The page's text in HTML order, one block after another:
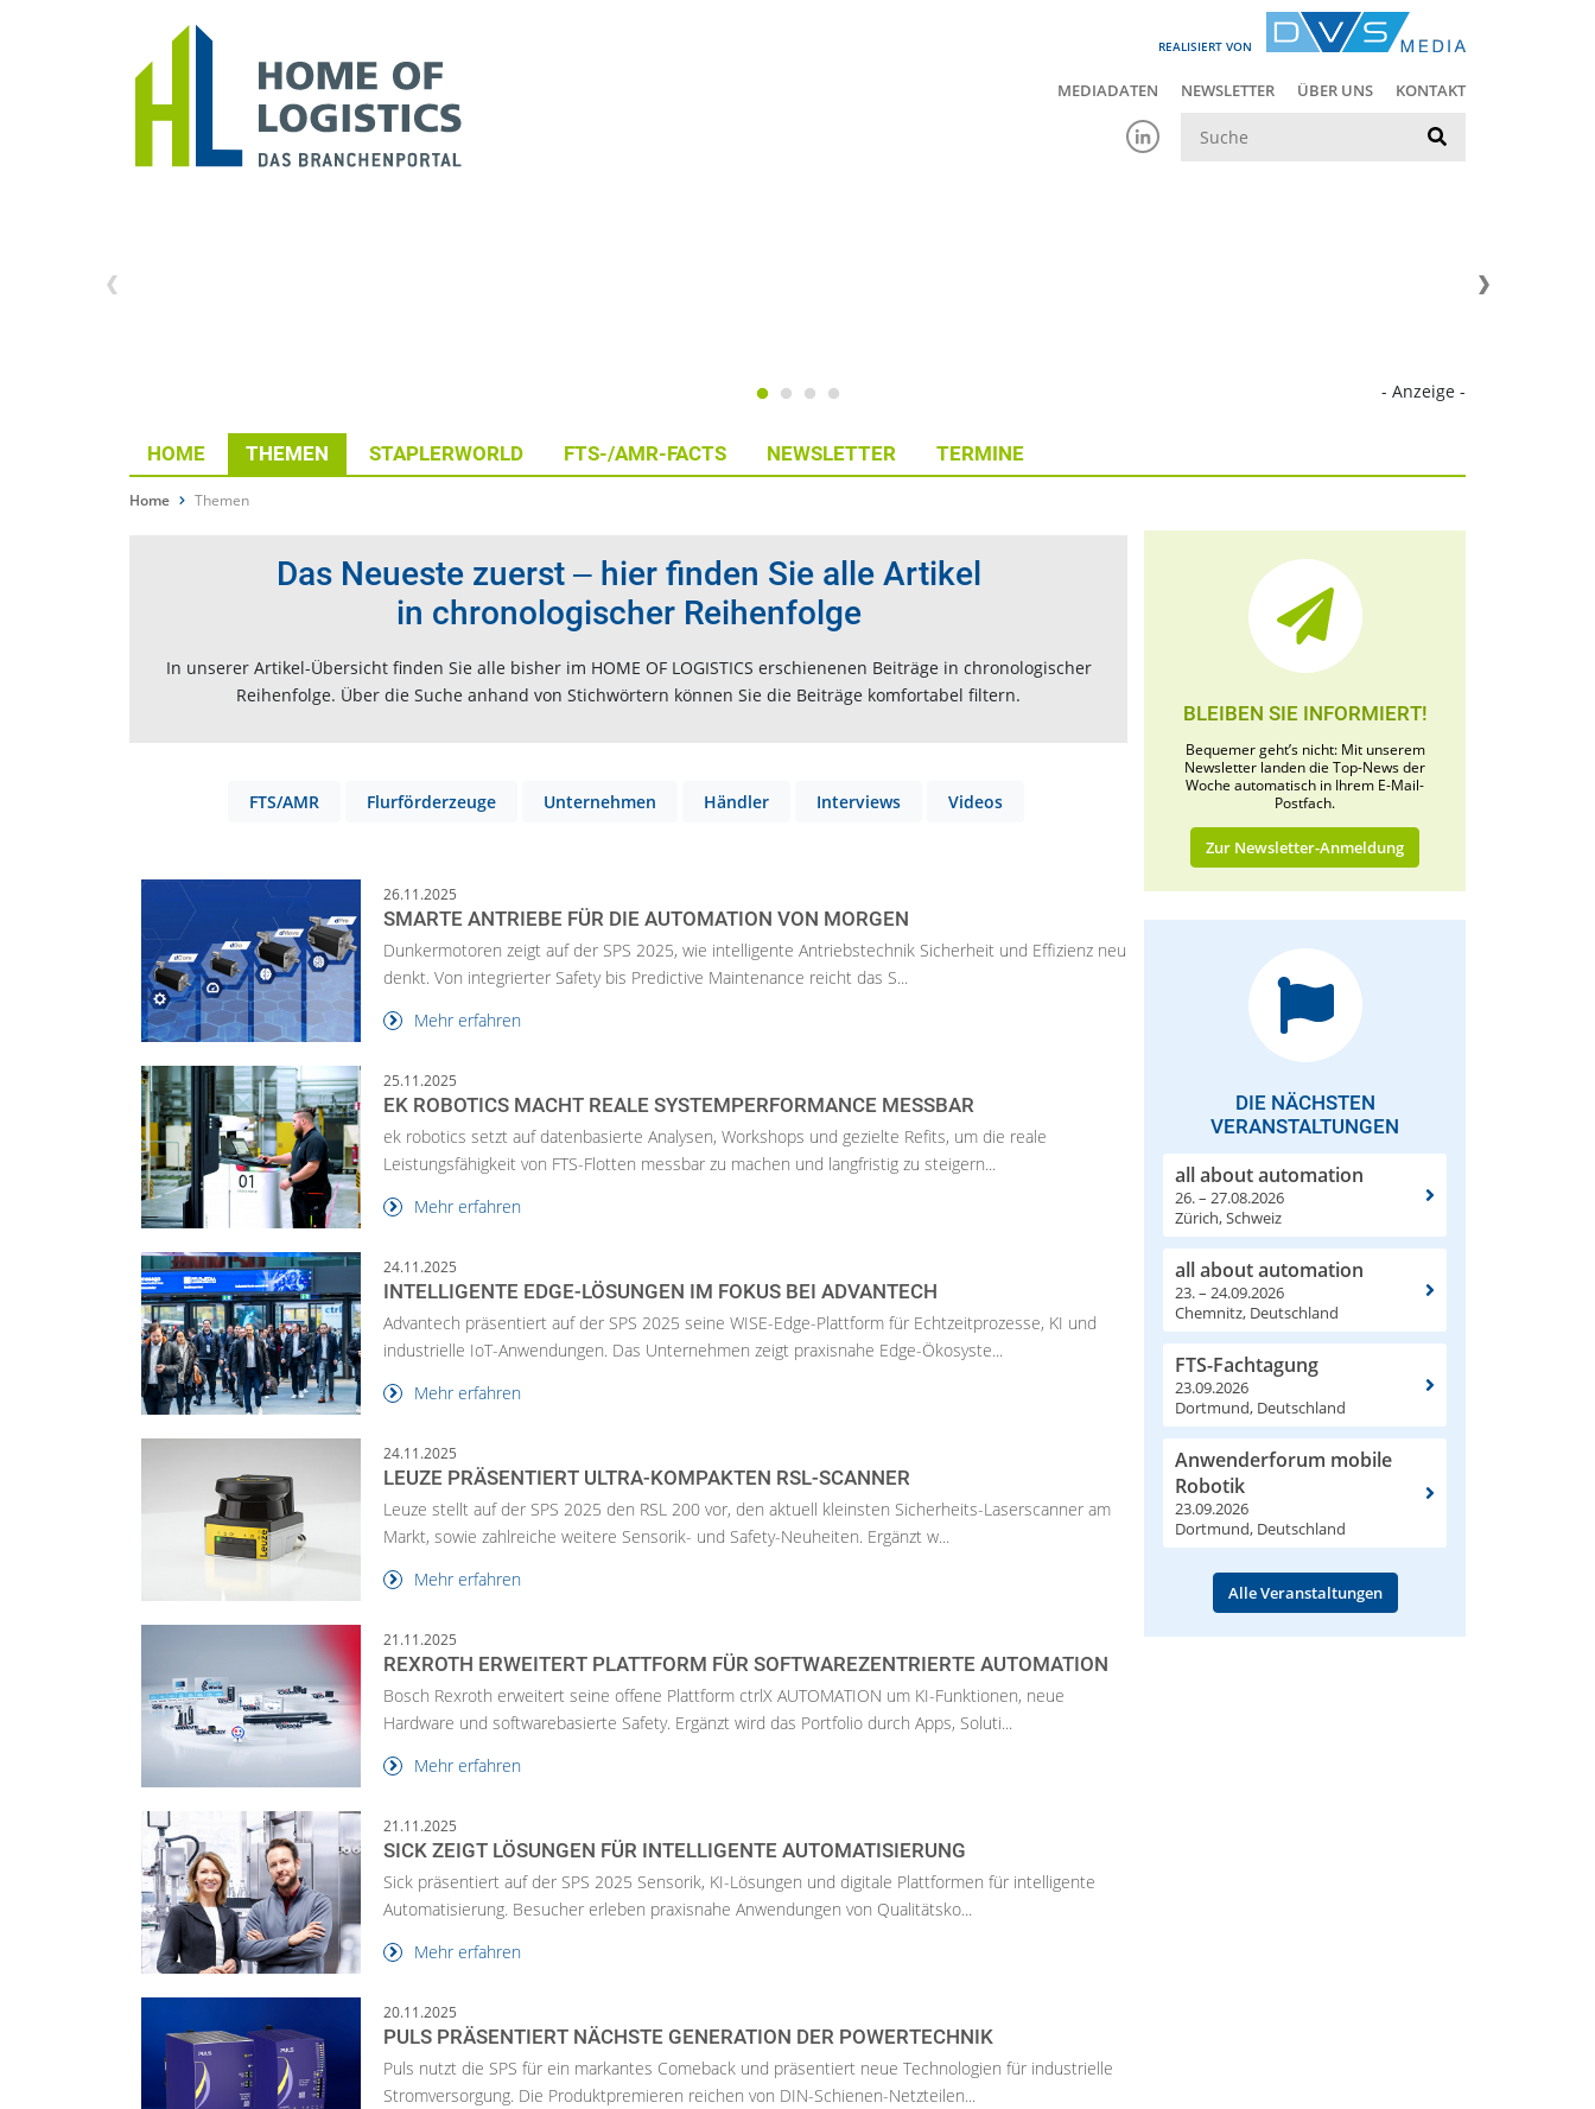
REALISIERT VON
MEDIADATEN NEWSLETTER ÜBER UNS KONTAKT
- Anzeige -
HOME THEMEN STAPLERWORLD FTS-/AMR-FACTS NEWSLETTER TERMINE
Home Themen
Das Neueste zuerst ‒ hier finden Sie alle Artikel
in chronologischer Reihenfolge
In unserer Artikel-Übersicht finden Sie alle bisher im HOME OF LOGISTICS erschienenen Beiträge in chronologischer
Reihenfolge. Über die Suche anhand von Stichwörtern können Sie die Beiträge komfortabel filtern.
FTS/AMR Flurförderzeuge Unternehmen Händler Interviews Videos
26.11.2025
SMARTE ANTRIEBE FÜR DIE AUTOMATION VON MORGEN
Dunkermotoren zeigt auf der SPS 2025, wie intelligente Antriebstechnik Sicherheit und Effizienz neu
denkt. Von integrierter Safety bis Predictive Maintenance reicht das S...
Mehr erfahren
25.11.2025
EK ROBOTICS MACHT REALE SYSTEMPERFORMANCE MESSBAR
ek robotics setzt auf datenbasierte Analysen, Workshops und gezielte Refits, um die reale
Leistungsfähigkeit von FTS-Flotten messbar zu machen und langfristig zu steigern...
Mehr erfahren
24.11.2025
INTELLIGENTE EDGE-LÖSUNGEN IM FOKUS BEI ADVANTECH
Advantech präsentiert auf der SPS 2025 seine WISE-Edge-Plattform für Echtzeitprozesse, KI und
industrielle IoT-Anwendungen. Das Unternehmen zeigt praxisnahe Edge-Ökosyste...
Mehr erfahren
24.11.2025
LEUZE PRÄSENTIERT ULTRA-KOMPAKTEN RSL-SCANNER
Leuze stellt auf der SPS 2025 den RSL 200 vor, den aktuell kleinsten Sicherheits-Laserscanner am
Markt, sowie zahlreiche weitere Sensorik- und Safety-Neuheiten. Ergänzt w...
Mehr erfahren
21.11.2025
REXROTH ERWEITERT PLATTFORM FÜR SOFTWAREZENTRIERTE AUTOMATION
Bosch Rexroth erweitert seine offene Plattform ctrlX AUTOMATION um KI-Funktionen, neue
Hardware und softwarebasierte Safety. Ergänzt wird das Portfolio durch Apps, Soluti...
Mehr erfahren
21.11.2025
SICK ZEIGT LÖSUNGEN FÜR INTELLIGENTE AUTOMATISIERUNG
Sick präsentiert auf der SPS 2025 Sensorik, KI-Lösungen und digitale Plattformen für intelligente
Automatisierung. Besucher erleben praxisnahe Anwendungen von Qualitätsko...
Mehr erfahren
20.11.2025
PULS PRÄSENTIERT NÄCHSTE GENERATION DER POWERTECHNIK
Puls nutzt die SPS für ein markantes Comeback und präsentiert neue Technologien für industrielle
Stromversorgung. Die Produktpremieren reichen von DIN-Schienen-Netzteilen...
BLEIBEN SIE INFORMIERT!
Bequemer geht’s nicht: Mit unserem
Newsletter landen die Top-News der
Woche automatisch in Ihrem E-Mail-
Postfach.
Zur Newsletter-Anmeldung
DIE NÄCHSTEN
VERANSTALTUNGEN
all about automation
26. – 27.08.2026
Zürich, Schweiz
all about automation
23. – 24.09.2026
Chemnitz, Deutschland
FTS-Fachtagung
23.09.2026
Dortmund, Deutschland
Anwenderforum mobile
Robotik
23.09.2026
Dortmund, Deutschland
Alle Veranstaltungen